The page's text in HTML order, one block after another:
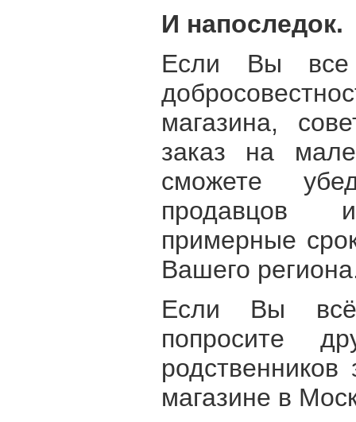
И напоследок.
Если Вы все
магазина,
заказ на
сможете
продавцов
примерные
Вашего
Если Вы всё
попросите
магазине в